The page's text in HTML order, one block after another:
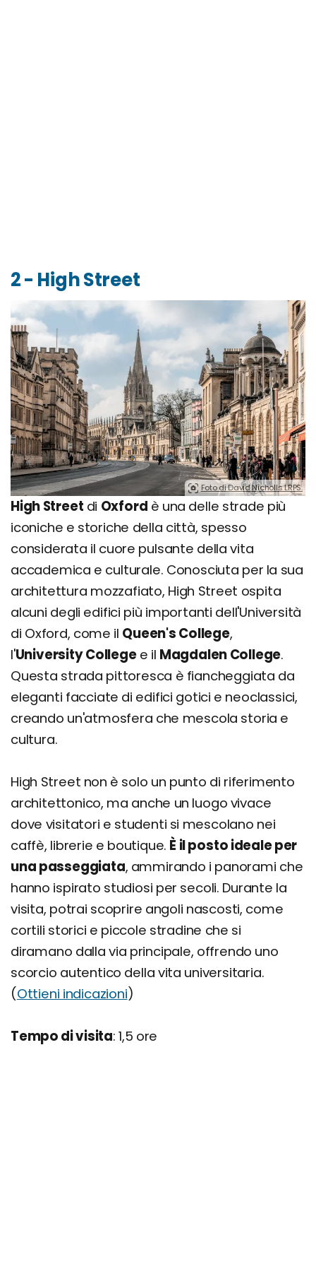
2 - High Street
Foto di David Nicholls LRPS.
High Street di Oxford è una delle strade più
iconiche e storiche della città, spesso
considerata il cuore pulsante della vita
accademica e culturale. Conosciuta per la sua
architettura mozzafiato, High Street ospita
alcuni degli edifici più importanti dell'Università
di Oxford, come il Queen's College,
l'University Collegee il Magdalen College.
Questa strada pittoresca è fiancheggiata da
eleganti facciate di edifici gotici e neoclassici,
creando un'atmosfera che mescola storia e
cultura.
High Street non è solo un punto di riferimento
architettonico, ma anche un luogo vivace
dove visitatori e studenti si mescolano nei
caffè, librerie e boutique. È il posto ideale per
una passeggiata, ammirando i panorami che
hanno ispirato studiosi per secoli. Durante la
visita, potrai scoprire angoli nascosti, come
cortili storici e piccole stradine che si
diramano dalla via principale, offrendo uno
scorcio autentico della vita universitaria.
(Ottieni indicazioni)
Tempo di visita: 1,5 ore